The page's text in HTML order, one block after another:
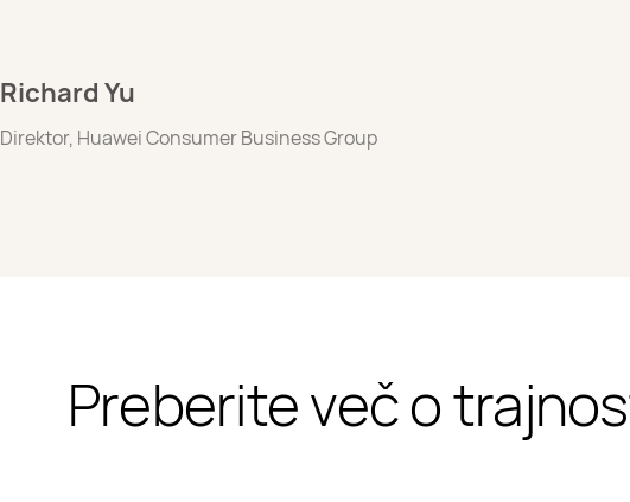
Richard Yu
Direktor, Huawei Consumer Business Group
Preberite več o